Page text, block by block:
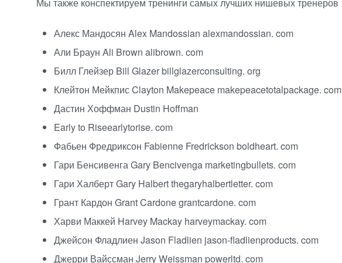
Алекс Мандосян Alex Mandossian alexmandossian. com
Али Браун Ali Brown alibrown. com
Билл Глейзер Bill Glazer billglazerconsulting. org
Клейтон Мейкпис Clayton Makepeace makepeacetotalpackage. com
Дастин Хоффман Dustin Hoffman
Early to Riseearlytorise. com
Фабьен Фредриксон Fabienne Fredrickson boldheart. com
Гари Бенсивенга Gary Bencivenga marketingbullets. com
Гари Халберт Gary Halbert thegaryhalbertletter. com
Грант Кардон Grant Cardone grantcardone. com
Харви Маккей Harvey Mackay harveymackay. com
Джейсон Фладлиен Jason Fladlien jason-fladlienproducts. com
Джерри Вайссман Jerry Weissman powerltd. com